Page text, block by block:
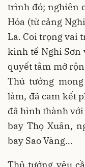
trình đó; nghiên
Hóa (từ cảng
La. Coi trọng vai
kinh tế Nghi Sơn
quyết tâm mở
Thủ tướng
làm, đã cam kết
đã hình thành với
bay Thọ Xuân,
bay Sao Vàng…
Thủ tướng yêu